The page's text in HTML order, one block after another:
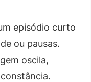
episódio curto
ou pausas.
oscila,